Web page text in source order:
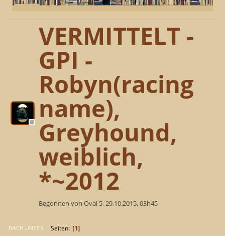
VERMITTELT -
GPI -
Robyn(racing
name),
Greyhound,
weiblich,
*~2012
Begonnen von Oval 5, 29.10.2015, 03h45
NACH UNTEN Seiten 1